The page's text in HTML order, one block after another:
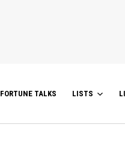
FORTUNE TALKS LISTS